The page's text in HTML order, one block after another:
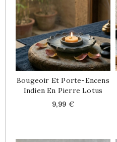
Bougeoir Et Porte-Encens
Indien En Pierre Lotus
Price
9,99 €